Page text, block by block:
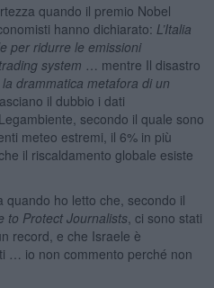
quando il premio Nobel
hanno dichiarato: L’Italia
per ridurre le emissioni
system … mentre Il disastro
drammatica metafora di un
il dubbio i dati
secondo il quale sono
meteo estremi, il 6% in più
il riscaldamento globale esiste
quando ho letto che, secondo il
to Protect Journalists, ci sono stati
record, e che Israele è
… io non commento perché non